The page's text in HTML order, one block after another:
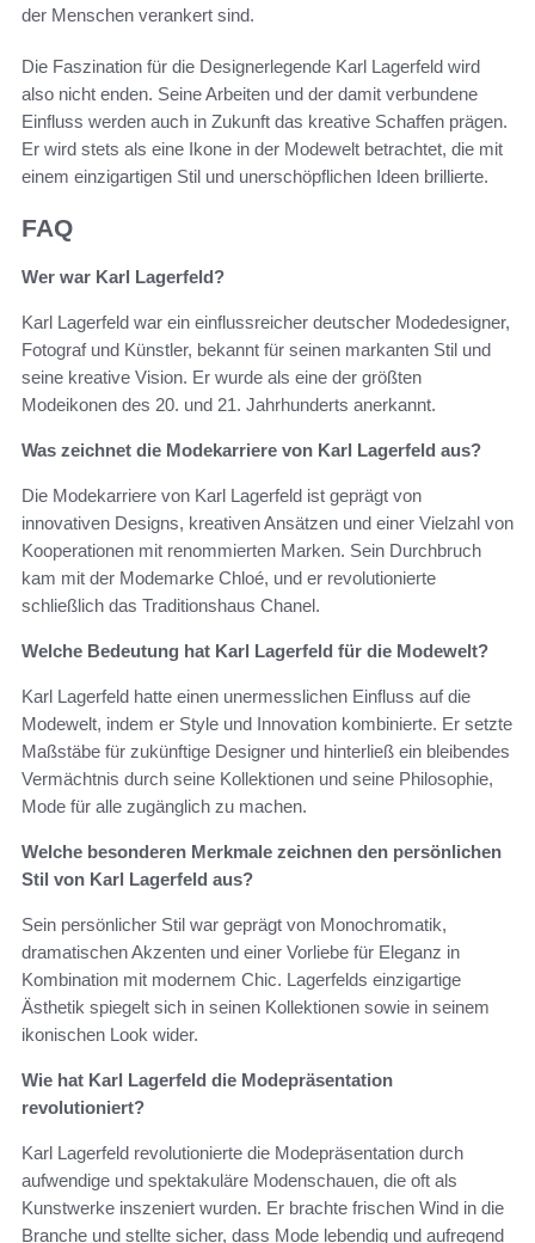
der Menschen verankert sind.
Die Faszination für die Designerlegende Karl Lagerfeld wird
also nicht enden. Seine Arbeiten und der damit verbundene
Einfluss werden auch in Zukunft das kreative Schaffen prägen.
Er wird stets als eine Ikone in der Modewelt betrachtet, die mit
einem einzigartigen Stil und unerschöpflichen Ideen brillierte.
FAQ
Wer war Karl Lagerfeld?
Karl Lagerfeld war ein einflussreicher deutscher Modedesigner,
Fotograf und Künstler, bekannt für seinen markanten Stil und
seine kreative Vision. Er wurde als eine der größten
Modeikonen des 20. und 21. Jahrhunderts anerkannt.
Was zeichnet die Modekarriere von Karl Lagerfeld aus?
Die Modekarriere von Karl Lagerfeld ist geprägt von
innovativen Designs, kreativen Ansätzen und einer Vielzahl von
Kooperationen mit renommierten Marken. Sein Durchbruch
kam mit der Modemarke Chloé, und er revolutionierte
schließlich das Traditionshaus Chanel.
Welche Bedeutung hat Karl Lagerfeld für die Modewelt?
Karl Lagerfeld hatte einen unermesslichen Einfluss auf die
Modewelt, indem er Style und Innovation kombinierte. Er setzte
Maßstäbe für zukünftige Designer und hinterließ ein bleibendes
Vermächtnis durch seine Kollektionen und seine Philosophie,
Mode für alle zugänglich zu machen.
Welche besonderen Merkmale zeichnen den persönlichen
Stil von Karl Lagerfeld aus?
Sein persönlicher Stil war geprägt von Monochromatik,
dramatischen Akzenten und einer Vorliebe für Eleganz in
Kombination mit modernem Chic. Lagerfelds einzigartige
Ästhetik spiegelt sich in seinen Kollektionen sowie in seinem
ikonischen Look wider.
Wie hat Karl Lagerfeld die Modepräsentation
revolutioniert?
Karl Lagerfeld revolutionierte die Modepräsentation durch
aufwendige und spektakuläre Modenschauen, die oft als
Kunstwerke inszeniert wurden. Er brachte frischen Wind in die
Branche und stellte sicher, dass Mode lebendig und aufregend